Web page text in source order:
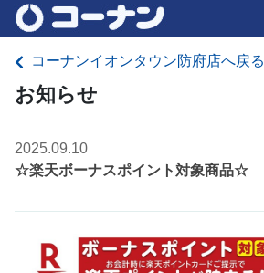
コーナンイオンタウン防府店へ戻る
お知らせ
2025.09.10
☆楽天ボーナスポイント対象商品☆